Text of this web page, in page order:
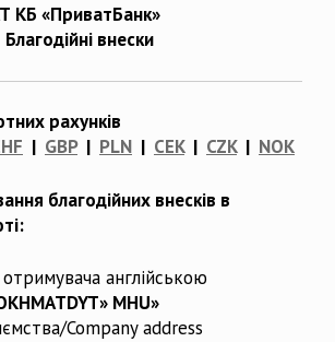
КБ «ПриватБанк»
Благодійні внески
рахунків
| GBP| PLN | CEK| CZK| NOK
благодійних внесків в
англійською
MHU»
Company address